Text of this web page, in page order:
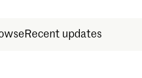
Recent updates